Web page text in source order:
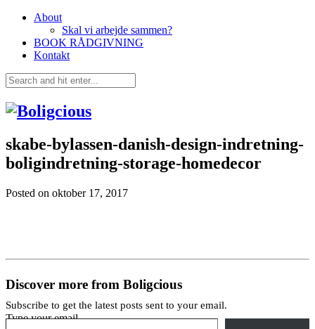
About
Skal vi arbejde sammen?
BOOK RÅDGIVNING
Kontakt
skabe-bylassen-danish-design-indretning-
boligindretning-storage-homedecor
Posted on oktober 17, 2017
Discover more from Boligcious
Subscribe to get the latest posts sent to your email.
Type your email…